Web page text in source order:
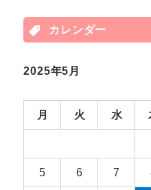
カレンダー
2025年5月
月 火 水
5 6 7